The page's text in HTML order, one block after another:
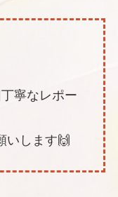
寧なレポー
いします🙌